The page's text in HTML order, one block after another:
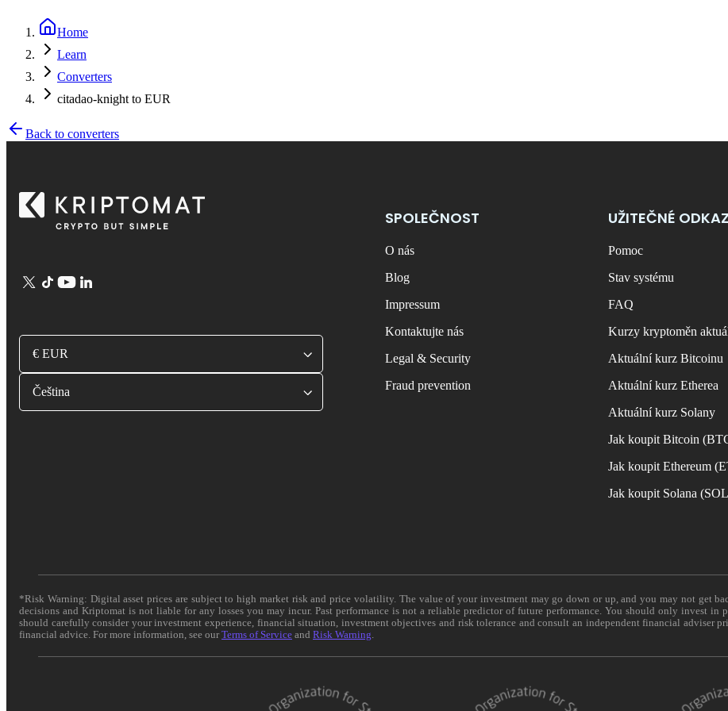
Home
Learn
Converters
citadao-knight to EUR
Back to converters
€ EUR
Čeština
SPOLEČNOST
O nás
Blog
Impressum
Kontaktujte nás
Legal & Security
Fraud prevention
UŽITEČNÉ
Pomoc
Stav systému
FAQ
Kurzy kryptoměn
Aktuální kurz Bitcoinu
Aktuální kurz Etherea
Aktuální kurz Solany
Jak koupit Bitcoin
Jak koupit Ethereum
Jak koupit Solana
*Risk Warning: Digital asset prices are subject to high market risk and price volatility. The value of your investment may go down or up, and you may not get
decisions and Kriptomat is not liable for any losses you may incur. Past performance is not a reliable predictor of future performance. You should only invest in
should carefully consider your investment experience, financial situation, investment objectives and risk tolerance and consult an independent financial adviser
financial advice. For more information, see ourTerms of Service and Risk Warning